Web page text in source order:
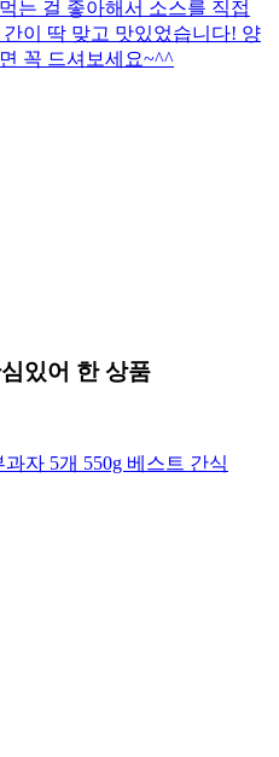
는 걸 좋아해서 소스를 직접
이 딱 맞고 맛있었습니다! 양
꼭 드셔보세요~^^
있어 한 상품
자 5개 550g 베스트 간식